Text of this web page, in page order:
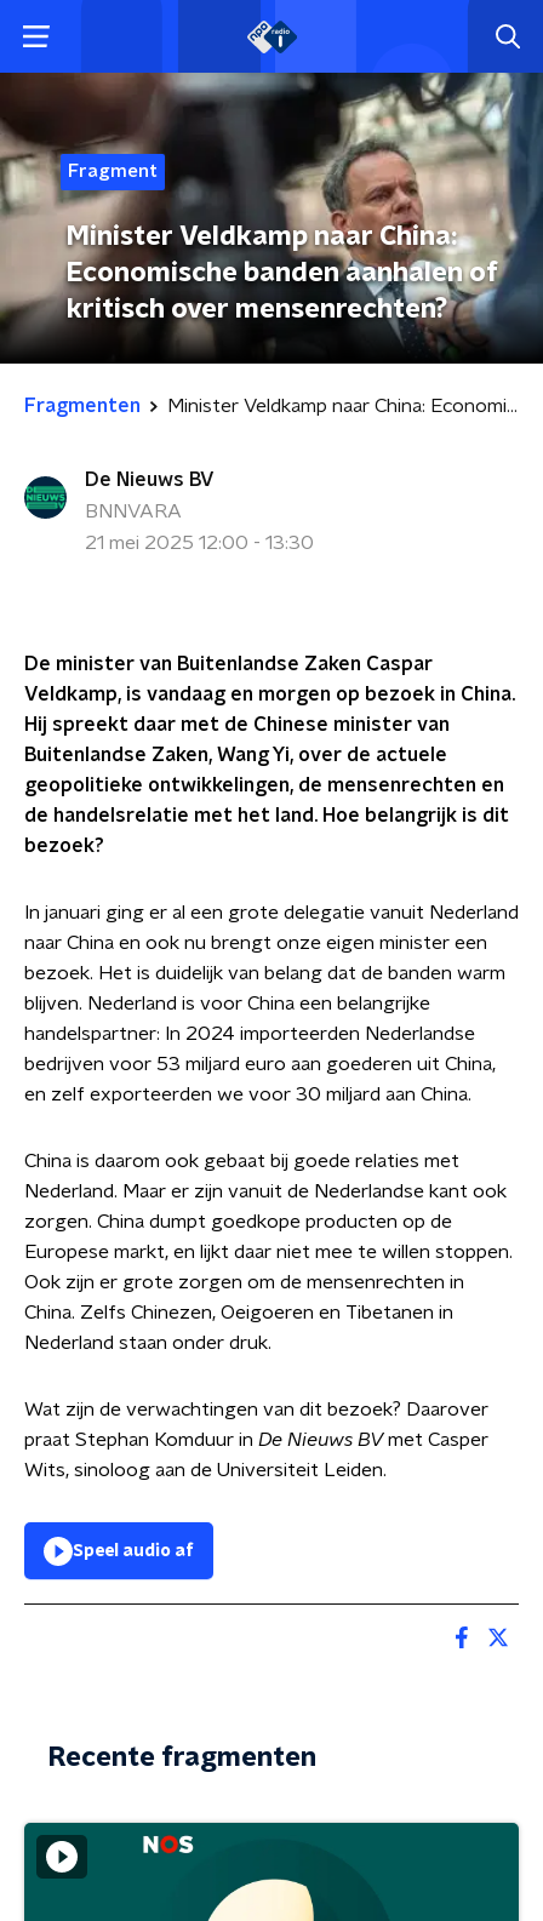
Fragment
Minister Veldkamp naar China:
Economische banden aanhalen of
kritisch over mensenrechten?
Fragmenten Minister Veldkamp naar China: Economische banden aanhalen of kritisch over mensenrechten?
De Nieuws BV
BNNVARA
21 mei 2025 12:00 - 13:30
De minister van Buitenlandse Zaken Caspar
Veldkamp, is vandaag en morgen op bezoek in China.
Hij spreekt daar met de Chinese minister van
Buitenlandse Zaken, Wang Yi, over de actuele
geopolitieke ontwikkelingen, de mensenrechten en
de handelsrelatie met het land. Hoe belangrijk is dit
bezoek?
In januari ging er al een grote delegatie vanuit Nederland
naar China en ook nu brengt onze eigen minister een
bezoek. Het is duidelijk van belang dat de banden warm
blijven. Nederland is voor China een belangrijke
handelspartner: In 2024 importeerden Nederlandse
bedrijven voor 53 miljard euro aan goederen uit China,
en zelf exporteerden we voor 30 miljard aan China.
China is daarom ook gebaat bij goede relaties met
Nederland. Maar er zijn vanuit de Nederlandse kant ook
zorgen. China dumpt goedkope producten op de
Europese markt, en lijkt daar niet mee te willen stoppen.
Ook zijn er grote zorgen om de mensenrechten in
China. Zelfs Chinezen, Oeigoeren en Tibetanen in
Nederland staan onder druk.
Wat zijn de verwachtingen van dit bezoek? Daarover
praat Stephan Komduur in De Nieuws BVmet Casper
Wits, sinoloog aan de Universiteit Leiden.
Speel audio af
Recente fragmenten